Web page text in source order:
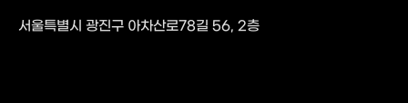
서울특별시 광진구 아차산로78길 56, 2층